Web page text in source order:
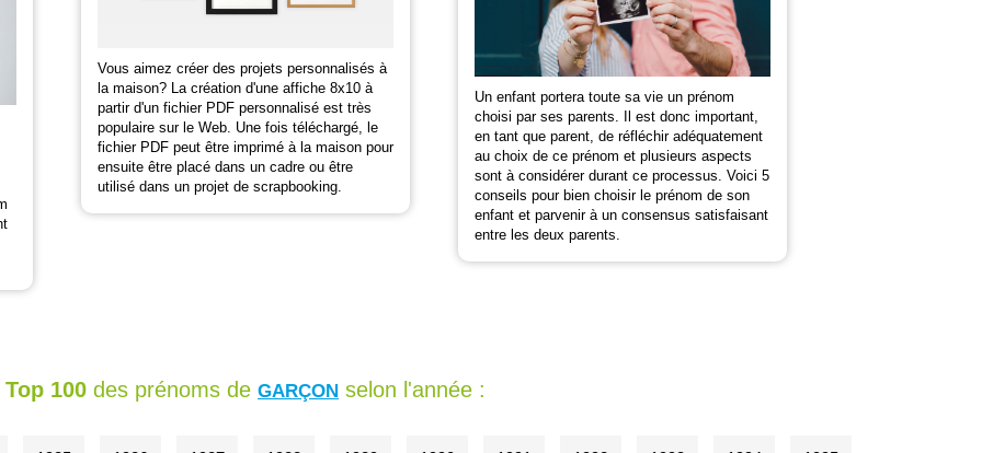
Vous aimez créer des projets personnalisés à
la maison? La création d'une affiche 8x10 à
partir d'un fichier PDF personnalisé est très
populaire sur le Web. Une fois téléchargé, le
fichier PDF peut être imprimé à la maison pour
ensuite être placé dans un cadre ou être
utilisé dans un projet de scrapbooking.
Un enfant portera toute sa vie un prénom
choisi par ses parents. Il est donc important,
en tant que parent, de réfléchir adéquatement
au choix de ce prénom et plusieurs aspects
sont à considérer durant ce processus. Voici 5
conseils pour bien choisir le prénom de son
enfant et parvenir à un consensus satisfaisant
entre les deux parents.
Top 100 des prénoms de GARÇON selon l'année :